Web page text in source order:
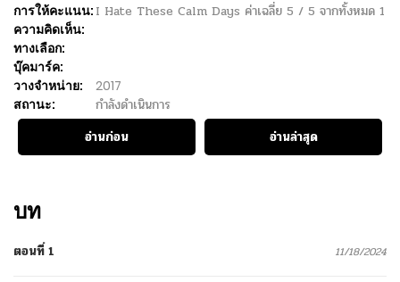
การให้คะแนน: I Hate These Calm Days ค่าเฉลี่ย 5 / 5 จากทั้งหมด 1
ความคิดเห็น:
ทางเลือก:
บุ๊คมาร์ค:
วางจำหน่าย:
2017
สถานะ:
กำลังดำเนินการ
อ่านก่อน
อ่านล่าสุด
บท
ตอนที่ 1 11/18/2024